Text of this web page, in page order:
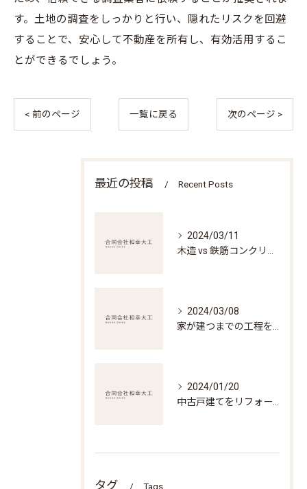
す。土地の調査をしっかりと行い、隠れたリスクを回避
することで、安心して不動産を所有し、有効活用するこ
とができるでしょう。
< 前のページ 一覧に戻る 次のページ >
最近の投稿 Recent Posts
2024/03/11
2024/03/08
2024/01/20
タグ Tags